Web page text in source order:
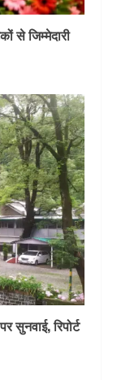
से जिम्मेदारी
सुनवाई, रिपोर्ट